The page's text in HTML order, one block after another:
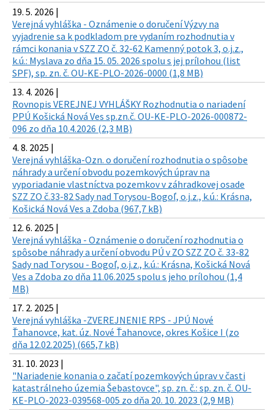
19. 5. 2026 |
Verejná vyhláška - Oznámenie o doručení Výzvy na
vyjadrenie sa k podkladom pre vydaním rozhodnutia v
rámci konania v SZZ ZO č. 32-62 Kamenný potok 3, o.j.z.,
k.ú.: Myslava zo dňa 15. 05. 2026 spolu s jej prílohou (list
SPF), sp. zn. č. OU-KE-PLO-2026-0000 (1,8 MB)
13. 4. 2026 |
Rovnopis VEREJNEJ VYHLÁŠKY Rozhodnutia o nariadení
PPÚ Košická Nová Ves sp.zn.č. OU-KE-PLO-2026-000872-
096 zo dňa 10.4.2026 (2,3 MB)
4. 8. 2025 |
Verejná vyhláška-Ozn. o doručení rozhodnutia o spôsobe
náhrady a určení obvodu pozemkových úprav na
vyporiadanie vlastníctva pozemkov v záhradkovej osade
SZZ ZO č.33-82 Sady nad Torysou-Bogoľ, o.j.z., k.ú.: Krásna,
Košická Nová Ves a Zdoba (967,7 kB)
12. 6. 2025 |
Verejná vyhláška - Oznámenie o doručení rozhodnutia o
spôsobe náhrady a určení obvodu PÚ v ZO SZZ ZO č. 33-82
Sady nad Torysou - Bogoľ, o.j.z., k.ú.: Krásna, Košická Nová
Ves a Zdoba zo dňa 11.06.2025 spolu s jeho prílohou (1,4
MB)
17. 2. 2025 |
Verejná vyhláška -ZVEREJNENIE RPS - JPÚ Nové
Ťahanovce, kat. úz. Nové Ťahanovce, okres Košice I (zo
dňa 12.02.2025) (665,7 kB)
31. 10. 2023 |
"Nariadenie konania o začatí pozemkových úprav v časti
katastrálneho územia Šebastovce", sp. zn. č.: sp. zn. č. OU-
KE-PLO-2023-039568-005 zo dňa 20. 10. 2023 (2,9 MB)